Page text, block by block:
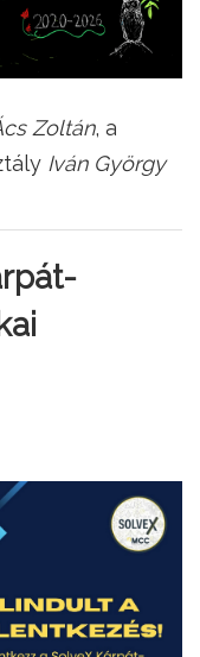
Zoltán, a
Iván György